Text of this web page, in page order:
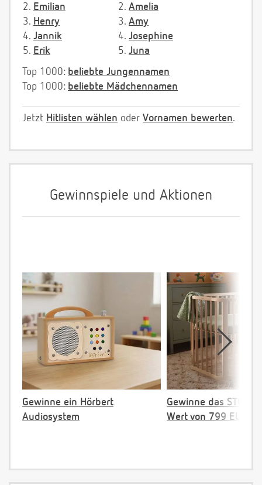
2. Emilian
3. Henry
4. Jannik
5. Erik
2. Amelia
3. Amy
4. Josephine
5. Juna
Top 1000: beliebte Jungennamen
Top 1000: beliebte Mädchennamen
Jetzt Hitlisten wählen oder Vornamen bewerten.
Gewinnspiele und Aktionen
Gewinne ein Hörbert
Audiosystem
Gewinne das
Wert von 799 EUR